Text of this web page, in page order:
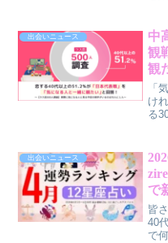
ま
い
そ
る
グ
出会いニュース
中
観
観
人
「
け
る
と
か
手
程
す
ス
出会いニュース
で
皆
40
で